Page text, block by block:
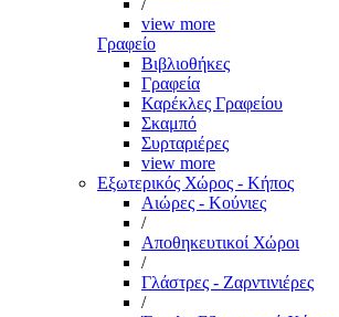
/
view more
Γραφείο
Βιβλιοθήκες
Γραφεία
Καρέκλες Γραφείου
Σκαμπό
Συρταριέρες
view more
Εξωτερικός Χώρος - Κήπος
Αιώρες - Κούνιες
/
Αποθηκευτικοί Χώροι
/
Γλάστρες - Ζαρντινιέρες
/